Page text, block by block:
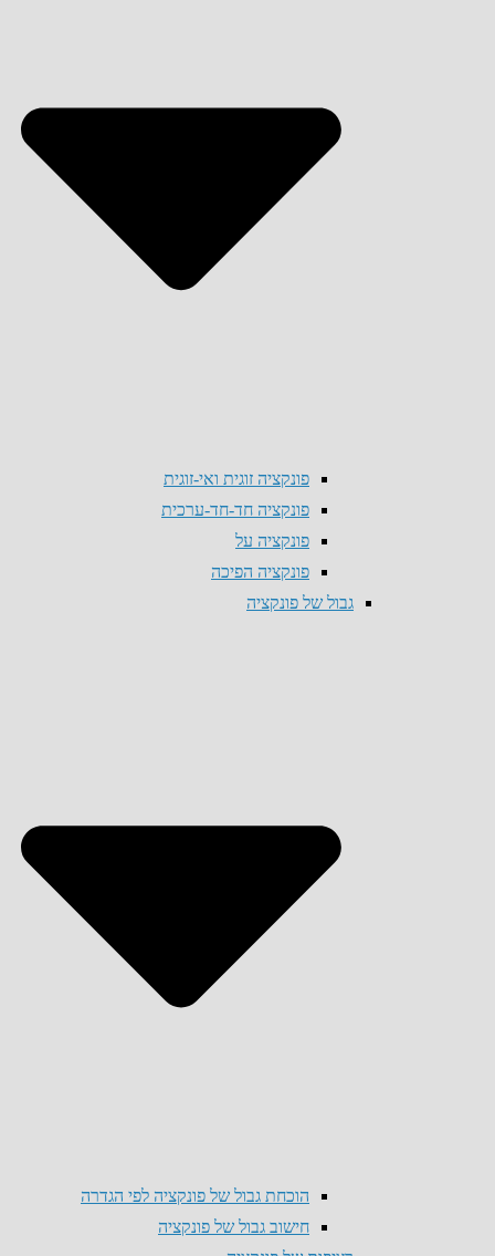
פונקציה זוגית ואי-זוגית
פונקציה חד-חד-ערכית
פונקציה על
פונקציה הפיכה
גבול של פונקציה
הוכחת גבול של פונקציה לפי הגדרה
חישוב גבול של פונקציה